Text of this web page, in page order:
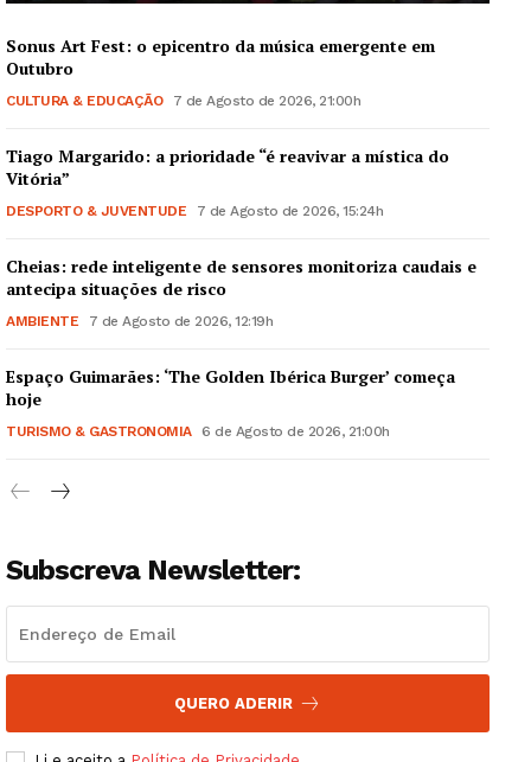
Guimarães, agora!
Institucional
Artigos
Edição Digital
Grande Entrevista
Sonus Art Fest: o epicentro da música emergente em
Outubro
CULTURA & EDUCAÇÃO 7 de Agosto de 2026, 21:00h
Tiago Margarido: a prioridade “é reavivar a mística do
Vitória”
DESPORTO & JUVENTUDE 7 de Agosto de 2026, 15:24h
Cheias: rede inteligente de sensores monitoriza caudais e
antecipa situações de risco
AMBIENTE 7 de Agosto de 2026, 12:19h
Espaço Guimarães: ‘The Golden Ibérica Burger’ começa
hoje
TURISMO & GASTRONOMIA 6 de Agosto de 2026, 21:00h
Subscreva Newsletter:
QUERO ADERIR